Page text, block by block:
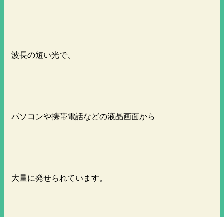
波長の短い光で、
パソコンや携帯電話などの液晶画面から
大量に発せられています。